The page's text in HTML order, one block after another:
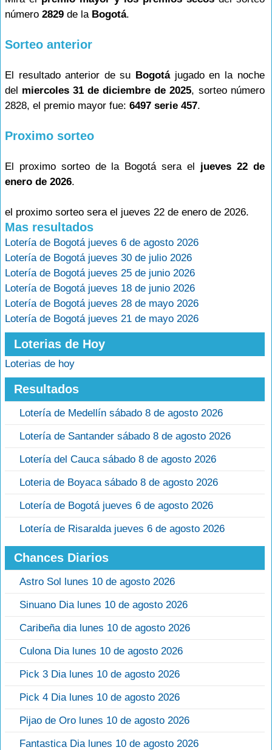
número 2829 de la Bogotá.
Sorteo anterior
El resultado anterior de su Bogotájugado en la noche
del miercoles 31 de diciembre de 2025, sorteo número
2828, el premio mayor fue: 6497 serie 457.
Proximo sorteo
El proximo sorteo de la Bogotá sera el jueves 22 de
enero de 2026.
el proximo sorteo sera el jueves 22 de enero de 2026.
Mas resultados
Lotería de Bogotá jueves 6 de agosto 2026
Lotería de Bogotá jueves 30 de julio 2026
Lotería de Bogotá jueves 25 de junio 2026
Lotería de Bogotá jueves 18 de junio 2026
Lotería de Bogotá jueves 28 de mayo 2026
Lotería de Bogotá jueves 21 de mayo 2026
Loterias de Hoy
Loterias de hoy
Resultados
Lotería de Medellín sábado 8 de agosto 2026
Lotería de Santander sábado 8 de agosto 2026
Lotería del Cauca sábado 8 de agosto 2026
Loteria de Boyaca sábado 8 de agosto 2026
Lotería de Bogotá jueves 6 de agosto 2026
Lotería de Risaralda jueves 6 de agosto 2026
Chances Diarios
Astro Sol lunes 10 de agosto 2026
Sinuano Dia lunes 10 de agosto 2026
Caribeña dia lunes 10 de agosto 2026
Culona Dia lunes 10 de agosto 2026
Pick 3 Dia lunes 10 de agosto 2026
Pick 4 Dia lunes 10 de agosto 2026
Pijao de Oro lunes 10 de agosto 2026
Fantastica Dia lunes 10 de agosto 2026